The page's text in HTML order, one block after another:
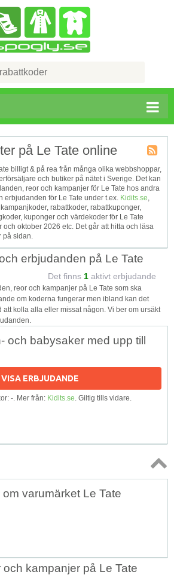
Tagg
RSS
på Le Tate online
billigt & på rea från många olika webbshoppar,
och butiker på nätet i Sverige. Det kan
reor och kampanjer för Le Tate hos andra
erbjudanden för Le Tate under t.ex. Kidits.se,
rabattkoder, rabattkuponger,
kuponger och värdekoder för Le Tate
oktober 2026 etc. Det går att hitta och läsa
på sidan.
erbjudanden på Le Tate
Det finns 1 aktivt erbjudande
reor och kampanjer på Le Tate som ska
om koderna fungerar men ibland kan det
att kolla alla eller missat någon. Vi ber om ursäkt
och babysaker med upp till
VISA ERBJUDANDE
-. Mer från: Kidits.se. Giltig tills vidare.
Topp
varumärket Le Tate
kampanjer på Le Tate